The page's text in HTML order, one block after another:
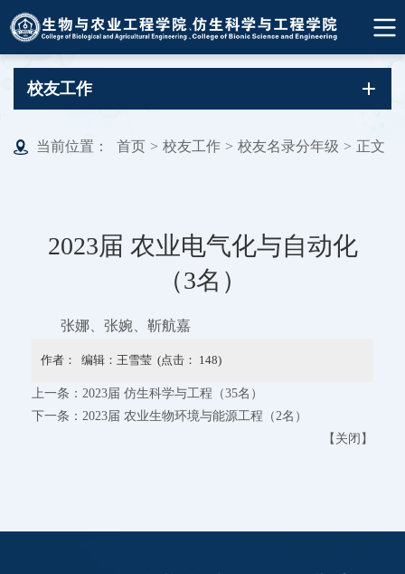
校友工作
当前位置： 首页 > 校友工作 > 校友名录分年级 > 正文
2023届 农业电气化与自动化
（3名）
张娜、张婉、靳航嘉
作者： 编辑：王雪莹 (点击： 148)
上一条： 2023届 仿生科学与工程（35名）
下一条： 2023届 农业生物环境与能源工程（2名）
【 关闭 】